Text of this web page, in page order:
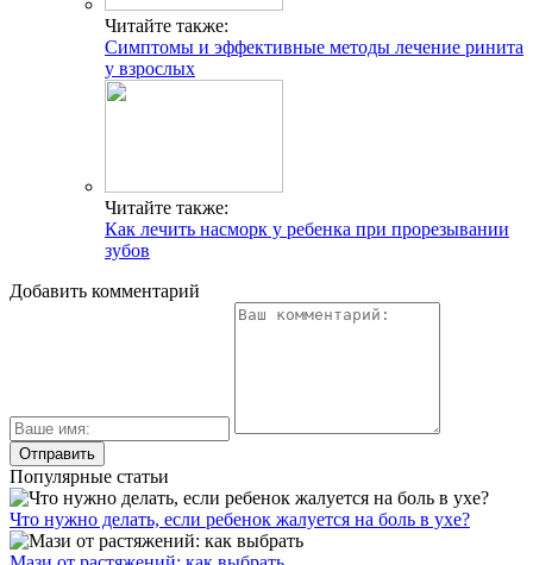
Читайте также:
Симптомы и эффективные методы лечение ринита
у взрослых
Читайте также:
Как лечить насморк у ребенка при прорезывании
зубов
Добавить комментарий
Популярные статьи
Что нужно делать, если ребенок жалуется на боль в ухе?